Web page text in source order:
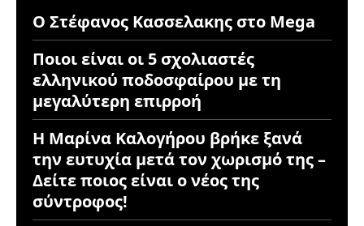
Ο Στέφανος Κασσελακης στο Mega
Ποιοι είναι οι 5 σχολιαστές
ελληνικού ποδοσφαίρου με τη
μεγαλύτερη επιρροή
Η Μαρίνα Καλογήρου βρήκε ξανά
την ευτυχία μετά τον χωρισμό της –
Δείτε ποιος είναι ο νέος της
σύντροφος!